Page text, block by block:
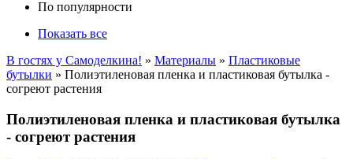
По популярности
Показать все
В гостях у Самоделкина! » Материалы » Пластиковые
бутылки » Полиэтиленовая пленка и пластиковая бутылка -
согреют растения
Полиэтиленовая пленка и пластиковая бутылка
- согреют растения